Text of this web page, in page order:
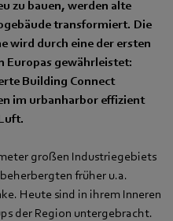
zu bauen, werden alte
transformiert. Die
wird durch eine der ersten
Europas gewährleistet:
Building Connect
im urbanharbor effizient
großen Industriegebiets
früher u.a.
Heute sind in ihrem Inneren
der Region untergebracht.